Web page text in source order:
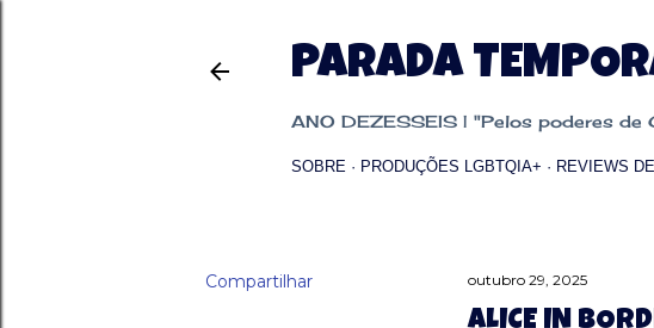
PARADA
ANO DEZESSEIS | "Pelos poderes de
SOBRE PRODUÇÕES LGBTQIA+ REVIEWS
Compartilhar outubro 29, 2025
ALICE IN